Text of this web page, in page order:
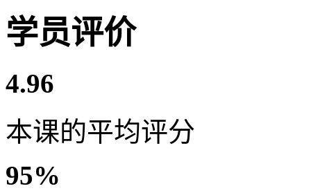
学员评价
4.96
本课的平均评分
95%